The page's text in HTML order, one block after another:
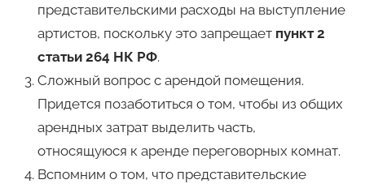
представительскими расходы на выступление
артистов, поскольку это запрещает пункт 2
статьи 264 НК РФ.
Сложный вопрос с арендой помещения.
Придется позаботиться о том, чтобы из общих
арендных затрат выделить часть,
относящуюся к аренде переговорных комнат.
Вспомним о том, что представительские